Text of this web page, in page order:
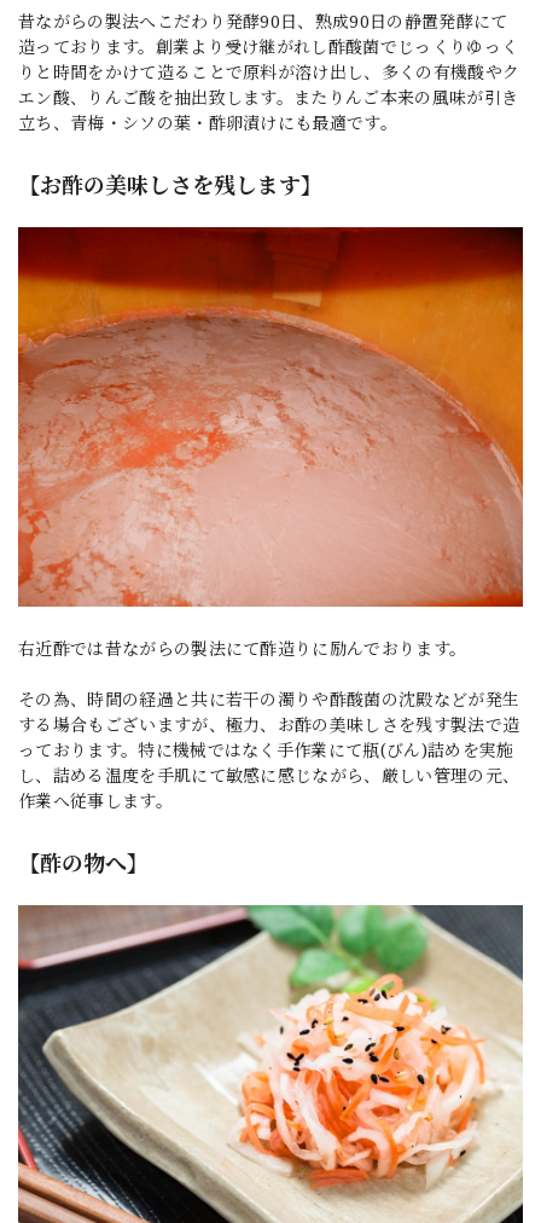
昔ながらの製法へこだわり発酵90日、熟成90日の静置発酵にて
造っております。創業より受け継がれし酢酸菌でじっくりゆっく
りと時間をかけて造ることで原料が溶け出し、多くの有機酸やク
エン酸、りんご酸を抽出致します。またりんご本来の風味が引き
立ち、青梅・シソの葉・酢卵漬けにも最適です。
【お酢の美味しさを残します】
右近酢では昔ながらの製法にて酢造りに励んでおります。
その為、時間の経過と共に若干の濁りや酢酸菌の沈殿などが発生
する場合もございますが、極力、お酢の美味しさを残す製法で造
っております。特に機械ではなく手作業にて瓶(びん)詰めを実施
し、詰める温度を手肌にて敏感に感じながら、厳しい管理の元、
作業へ従事します。
【酢の物へ】